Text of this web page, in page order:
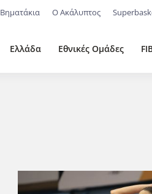
Βηματάκια Ο Ακάλυπτος
Ελλάδα Εθνικές Ομάδες